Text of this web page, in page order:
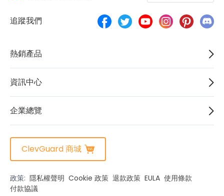
追蹤我們
熱銷產品
資訊中心
企業總覽
ClevGuard 商城
政策: 隱私權聲明 Cookie 政策 退款政策 EULA 使用條款
付款協議